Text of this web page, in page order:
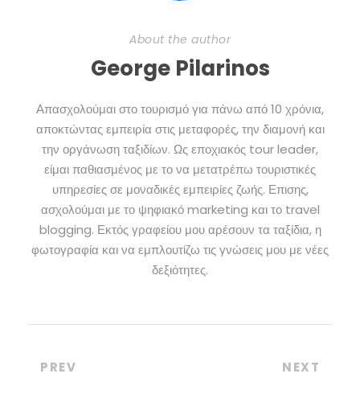
About the author
George Pilarinos
Απασχολούμαι στο τουρισμό για πάνω από 10 χρόνια,
αποκτώντας εμπειρία στις μεταφορές, την διαμονή και
την οργάνωση ταξιδίων. Ως εποχιακός tour leader,
είμαι παθιασμένος με το να μετατρέπω τουριστικές
υπηρεσίες σε μοναδικές εμπειρίες ζωής. Επισης,
ασχολούμαι με το ψηφιακό marketing και το travel
blogging. Εκτός γραφείου μου αρέσουν τα ταξίδια, η
φωτογραφία και να εμπλουτίζω τις γνώσεις μου με νέες
δεξιότητες.
PREV NEXT